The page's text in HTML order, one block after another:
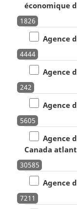
économique
1826
Agence
4444
Agence
242
Agence
5605
Agence
Canada
30585
Agence
7211